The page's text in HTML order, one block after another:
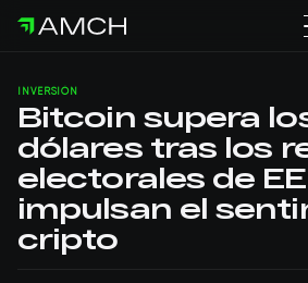
INVERSIÓN
Bitcoin supera
dólares tras los
electorales de
impulsan el
cripto